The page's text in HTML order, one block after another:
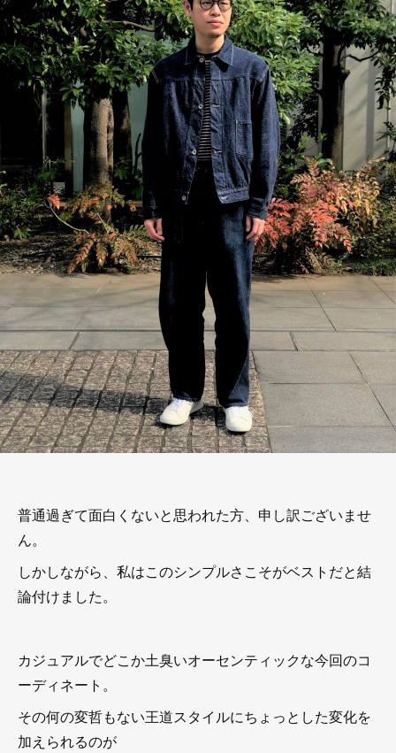
普通過ぎて面白くないと思われた方、申し訳ございませ
ん。
しかしながら、私はこのシンプルさこそがベストだと結
論付けました。
カジュアルでどこか土臭いオーセンティックな今回のコ
ーディネート。
その何の変哲もない王道スタイルにちょっとした変化を
加えられるのが